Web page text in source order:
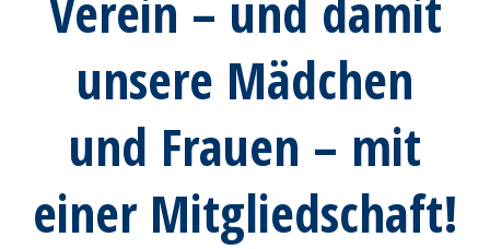
unsere Mädchen
und Frauen – mit
einer Mitgliedschaft!